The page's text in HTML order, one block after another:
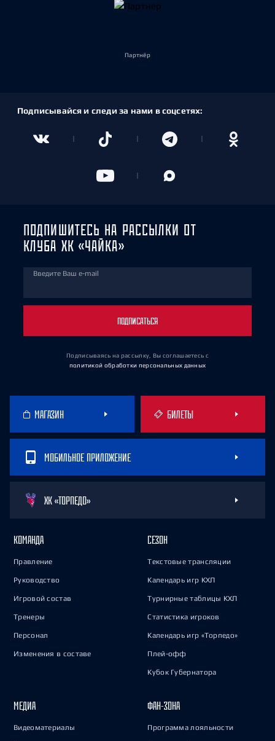
Партнёр
Подписывайся и следи за нами в соцсетях:
ПОДПИШИТЕСЬ НА РАССЫЛКИ ОТ
КЛУБА ХК «ЧАЙКА»
Введите Ваш e-mail
ПОДПИСАТЬСЯ
Подписываясь на рассылку, Вы соглашаетесь с
политикой обработки персональных данных
МАГАЗИН БИЛЕТЫ
МОБИЛЬНОЕ ПРИЛОЖЕНИЕ
ХК «ТОРПЕДО»
КОМАНДА
Правление
Руководство
Игровой состав
Тренеры
Персонал
Изменения в составе
СЕЗОН
Текстовые трансляции
Календарь игр КХЛ
Турнирные таблицы КХЛ
Статистика игроков
Календарь игр «Торпедо»
Плей-офф
Кубок Губернатора
МЕДИА
Видеоматериалы
ФАН-ЗОНА
Программа лояльности